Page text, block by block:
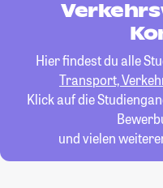
Hier findest du alle
Transport,
Klick auf die
und vielen